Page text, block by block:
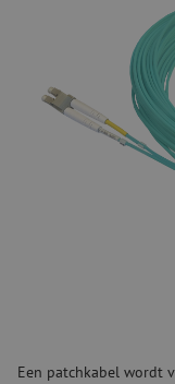
Een patchkabel wordt